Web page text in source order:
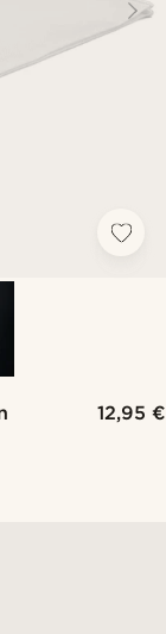
12,95 €